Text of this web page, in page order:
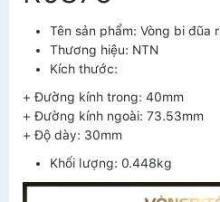
Tên sản phẩm: Vòng bi đũa
Thương hiệu: NTN
Kích thước:
+ Đường kính trong: 40mm
+ Đường kính ngoài: 73.53mm
+ Độ dày: 30mm
Khối lượng: 0.448kg